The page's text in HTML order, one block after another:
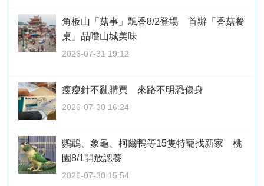
角板山「菇事」飄香8/2登場 首辦「香菇餐
桌」品嚐山城美味
2026-07-31 19:12
瘦瘦針不亂購買 來路不明恐傷身
2026-07-30 16:24
鸚鵡、象龜、柯爾鴨等15隻特寵找新家 桃
園8/1開放認養
2026-07-30 15:54